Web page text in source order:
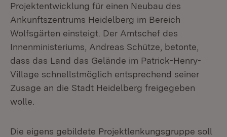
Projektentwicklung für einen Neubau des
Ankunftszentrums Heidelberg im Bereich
Wolfsgärten einsteigt. Der Amtschef des
Innenministeriums, Andreas Schütze, betonte,
dass das Land das Gelände im Patrick-Henry-
Village schnellstmöglich entsprechend seiner
Zusage an die Stadt Heidelberg freigegeben
wolle.
Die eigens gebildete Projektlenkungsgruppe soll